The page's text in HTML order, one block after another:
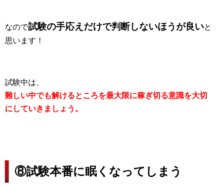
なので試験の手応えだけで判断しないほうが良いと
思います！
試験中は、
難しい中でも解けるところを最大限に稼ぎ切る意識を大切
にしていきましょう。
⑧試験本番に眠くなってしまう